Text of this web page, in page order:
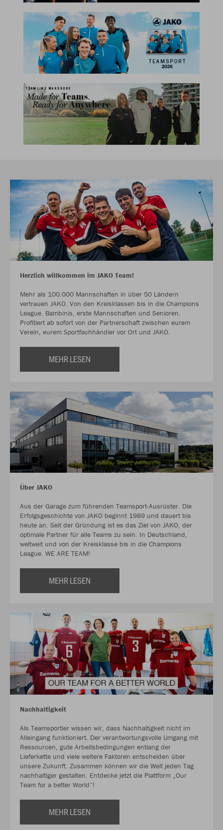
Herzlich willkommen im JAKO Team!
Mehr als 100.000 Mannschaften in über 50 Ländern
vertrauen JAKO. Von den Kreisklassen bis in die Champions
League. Bambinis, erste Mannschaften und Senioren.
Profitiert ab sofort von der Partnerschaft zwischen eurem
Verein, eurem Sportfachhändler vor Ort und JAKO.
MEHR LESEN
Über JAKO
Aus der Garage zum führenden Teamsport-Ausrüster. Die
Erfolgsgeschichte von JAKO beginnt 1989 und dauert bis
heute an. Seit der Gründung ist es das Ziel von JAKO, der
optimale Partner für alle Teams zu sein. In Deutschland,
weltweit und von der Kreisklasse bis in die Champions
League. WE ARE TEAM!
MEHR LESEN
Nachhaltigkeit
Als Teamsportler wissen wir, dass Nachhaltigkeit nicht im
Alleingang funktioniert. Der verantwortungsvolle Umgang mit
Ressourcen, gute Arbeitsbedingungen entlang der
Lieferkette und viele weitere Faktoren entscheiden über
unsere Zukunft. Zusammen können wir die Welt jeden Tag
nachhaltiger gestalten. Entdecke jetzt die Plattform „Our
Team for a better World“!
MEHR LESEN